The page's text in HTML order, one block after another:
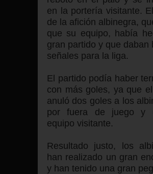
en la portería visitante.
de la afición albinegra,
que su equipo, había
gran partido y que daban
señales para la liga.
El partido podía haber
con más goles, ya que
anuló dos goles a los
por fuera de juego y
equipo visitante.
Resultado justo, los
han realizado un gran
y han tenido una gran